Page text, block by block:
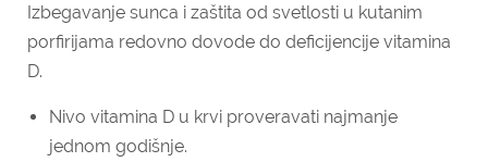
Izbegavanje sunca i zaštita od svetlosti u kutanim
porfirijama redovno dovode do deficijencije vitamina
D.
Nivo vitamina D u krvi proveravati najmanje
jednom godišnje.